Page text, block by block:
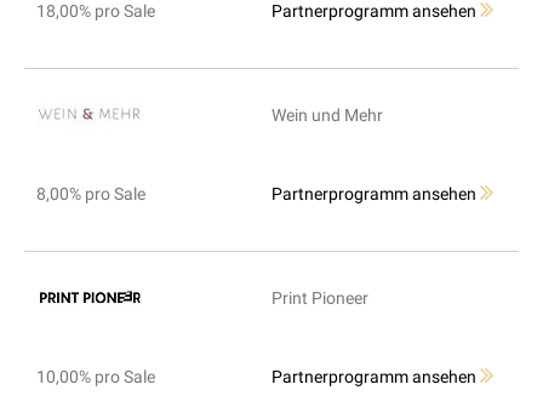
18,00% pro Sale Partnerprogramm ansehen
Wein und Mehr
8,00% pro Sale Partnerprogramm ansehen
Print Pioneer
10,00% pro Sale Partnerprogramm ansehen